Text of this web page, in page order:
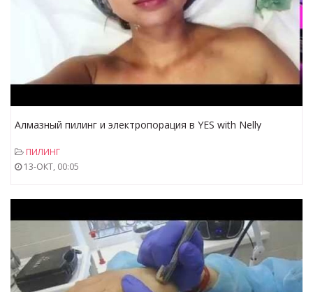
Алмазный пилинг и электропорация в YES with Nelly
ПИЛИНГ
13-ОКТ, 00:05